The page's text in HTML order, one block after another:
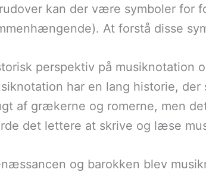
kan der være symboler for
At forstå disse
perspektiv på musiknotation
har en lang historie,
af grækerne og romerne, men
det lettere at skrive og læse
og barokken blev